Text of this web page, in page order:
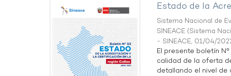
Estado de la
Sistema Nacional de
SINEACE (Sistema
- SINEACE, 01/04/
El presente boletín
calidad de la oferta
detallando el nivel de